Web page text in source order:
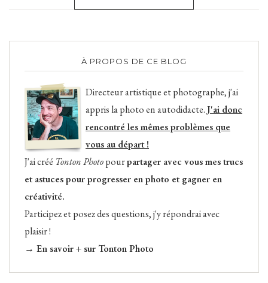
À PROPOS DE CE BLOG
Directeur artistique et photographe, j'ai
appris la photo en autodidacte.J'ai donc
rencontré les mêmes problèmes que
vous au départ !
J'ai créé Tonton Photopourpartager avec vous mes trucs
et astuces pour progresser en photo et gagner en
créativité.
Participez et posez des questions, j'y répondrai avec
plaisir !
→ En savoir + sur Tonton Photo